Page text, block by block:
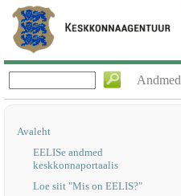
Andmed
Avaleht
EELISe andmed
keskkonnaportaalis
Loe siit "Mis on EELIS?"